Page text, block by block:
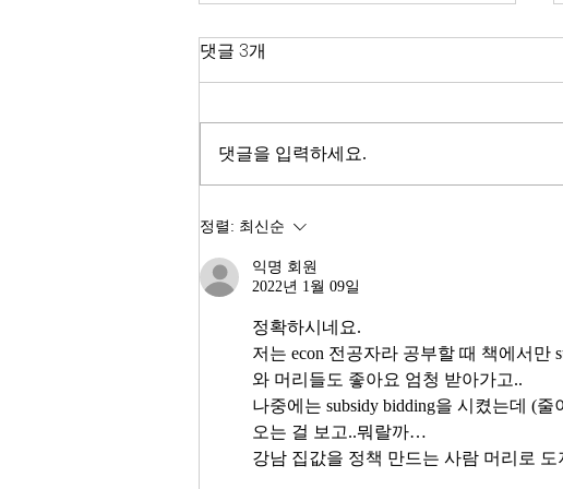
한국 경제
2026년이 밝았다. KOSPI는 4,400
동안 8.71% 올랐다. 1999년 이후
다. 숫자만 보면 대한민국 경제가
그러나 상가 절반이 공실이고, 폐
업 신고가 줄을 잇는다. 자영업자
10명 중 4명 이상이 향후 3년 내
댓글 3개
댓글을 입력하세요.
정렬: 최신순
익명 회원
2022년 1월 09일
정확하시네요.
저는 econ 전공자라 공부할 때 책에서만
와 머리들도 좋아요 엄청 받아가고..
나중에는 subsidy bidding을 시켰는데 (
오는 걸 보고..뭐랄까…
강남 집값을 정책 만드는 사람 머리로